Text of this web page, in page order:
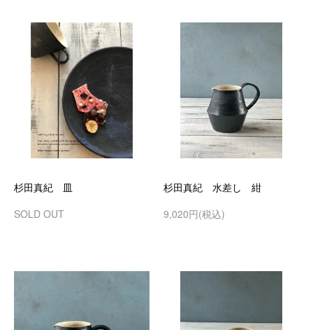
杉田真紀 皿
SOLD OUT
杉田真紀 水差し 紺
9,020円(税込)